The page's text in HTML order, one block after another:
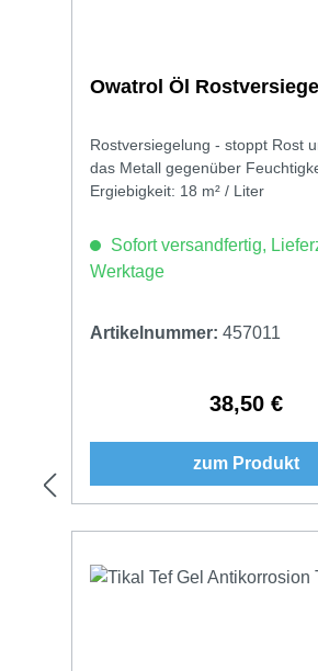
Owatrol Öl
Rostversiegelung - stoppt Rost
das Metall gegenüber
Ergiebigkeit: 18 m² / Liter
Sofort versandfertig,
Werktage
Artikelnummer: 457011
Regulärer
38,50 €
zum Produkt